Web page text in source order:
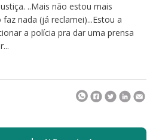
..Mais não estou mais
nada (já reclamei)...Estou a
a polícia pra dar uma prensa